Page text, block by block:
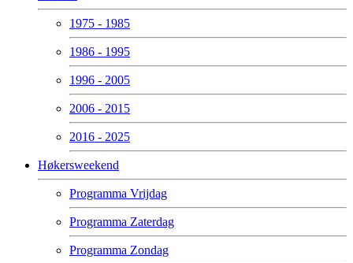
1975 - 1985
1986 - 1995
1996 - 2005
2006 - 2015
2016 - 2025
Høkersweekend
Programma Vrijdag
Programma Zaterdag
Programma Zondag